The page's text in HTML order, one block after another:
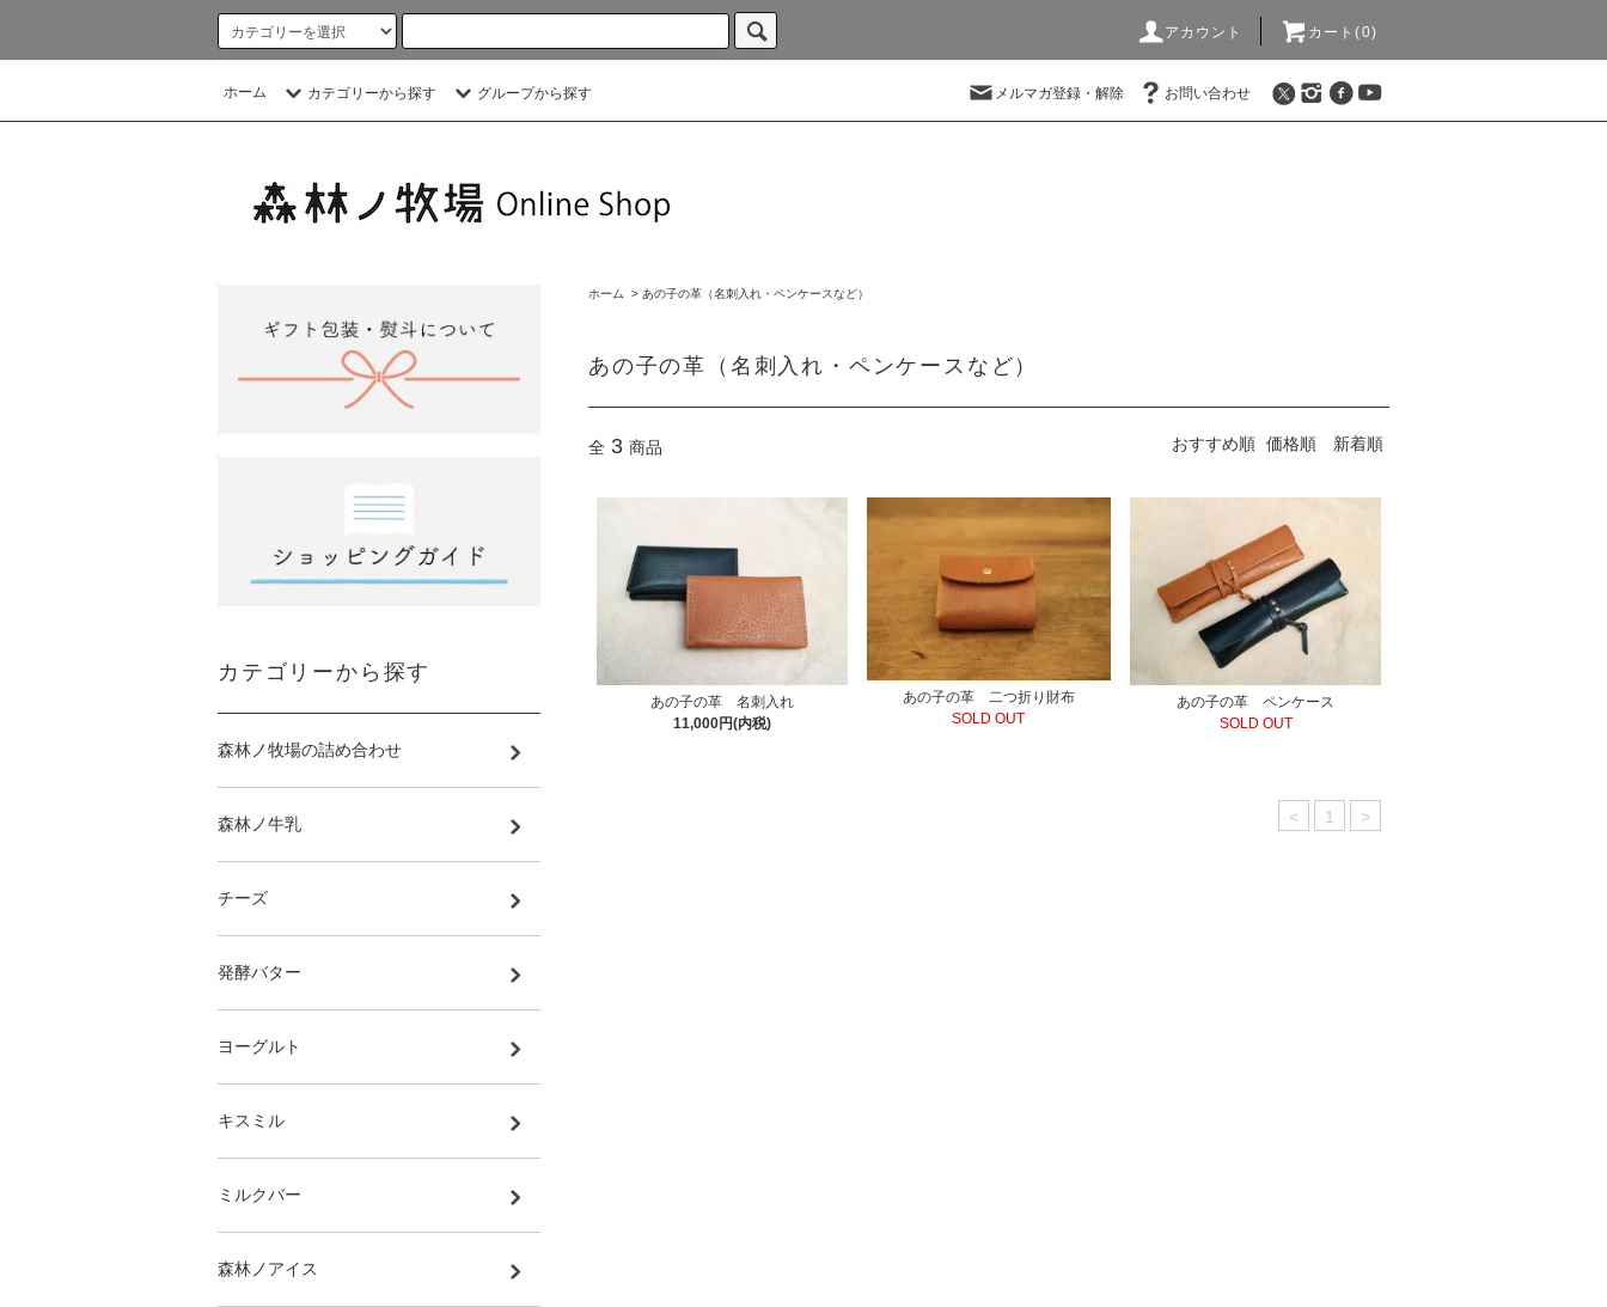
アカウント カート(0)
ホーム カテゴリーから探す グループから探す メルマガ登録・解除 お問い合わせ
ホーム > あの子の革（名刺入れ・ペンケースなど）
あの子の革（名刺入れ・ペンケースなど）
全 3 商品 おすすめ順 価格順 新着順
あの子の革 名刺入れ
11,000円(内税)
あの子の革 二つ折り財布
SOLD OUT
あの子の革 ペンケース
SOLD OUT
< 1 >
カテゴリーから探す
森林ノ牧場の詰め合わせ
森林ノ牛乳
チーズ
発酵バター
ヨーグルト
キスミル
ミルクバー
森林ノアイス